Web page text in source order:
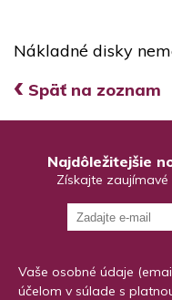
Nákladné disky
‹ Späť na zoznam
Najdôležitejšie
Získajte
Vaše osobné údaje
účelom v súlade s